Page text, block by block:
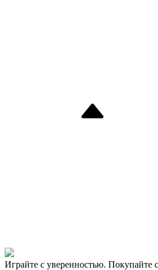
Играйте с уверенностью. Покупайте